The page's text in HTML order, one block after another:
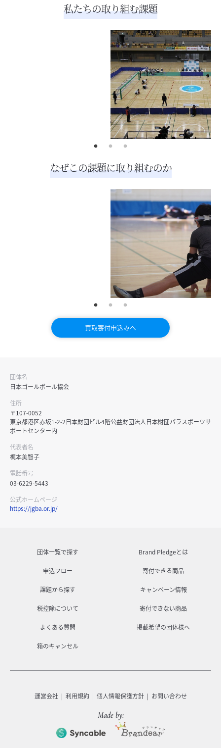
私たちの取り組む課題
なぜこの課題に取り組むのか
買取寄付申込みへ
団体名
日本ゴールボール協会
住所
〒107-0052
東京都港区赤坂1-2-2日本財団ビル4階公益財団法人日本財団パラスポーツサ
ポートセンター内
代表者名
梶本美智子
電話番号
03-6229-5443
公式ホームページ
https://jgba.or.jp/
団体一覧で探す Brand Pledgeとは
申込フロー 寄付できる商品
課題から探す キャンペーン情報
税控除について 寄付できない商品
よくある質問 掲載希望の団体様へ
箱のキャンセル
運営会社 利用規約 個人情報保護方針 お問い合わせ
Made by: